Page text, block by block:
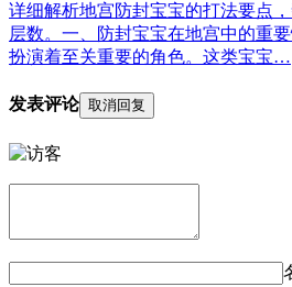
详细解析地宫防封宝宝的打法要点
层数。一、防封宝宝在地宫中的重
扮演着至关重要的角色。这类宝宝…
发表评论 取消回复